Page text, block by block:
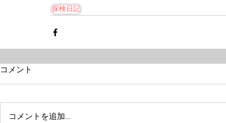
探検日記
コメント
コメントを追加…